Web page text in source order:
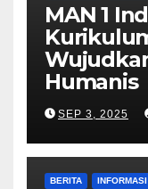
MAN 1
Humanis
SEP 3, 2025
BERITA INFORMASI